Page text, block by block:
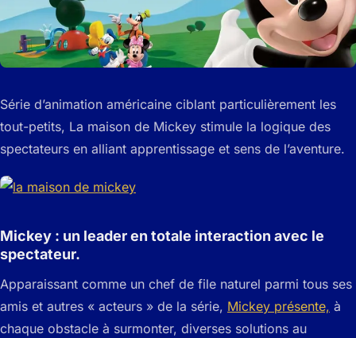
Série d’animation américaine ciblant particulièrement les
tout-petits, La maison de Mickey stimule la logique des
spectateurs en alliant apprentissage et sens de l’aventure.
Mickey : un leader en totale interaction avec le
spectateur.
Apparaissant comme un chef de file naturel parmi tous ses
amis et autres « acteurs » de la série, Mickey présente, à
chaque obstacle à surmonter, diverses solutions au